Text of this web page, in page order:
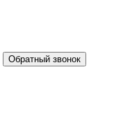
Обратный звонок